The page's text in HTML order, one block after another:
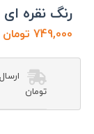
رنگ نقره ای
749,000 تومان
تومان